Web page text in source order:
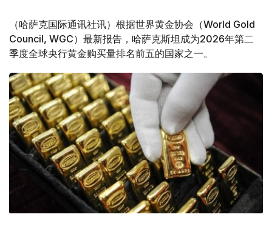
（哈萨克国际通讯社讯）根据世界黄金协会（World Gold
Council, WGC）最新报告，哈萨克斯坦成为2026年第二
季度全球央行黄金购买量排名前五的国家之一。